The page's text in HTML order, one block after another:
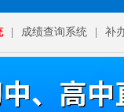
成绩查询系统 补